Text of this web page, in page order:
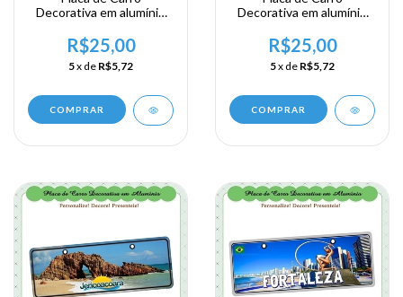
Decorativa em alumínio
ao Nordeste - Natal
R$25,00
5x de R$5,72
COMPRAR
Decorativa em alumínio
ao Nordeste - Maceió
R$25,00
5x de R$5,72
COMPRAR